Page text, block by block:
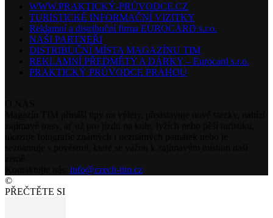
WWW.PRAKTICKÝ-PRŮVODCE.CZ
TURISTICKÉ INFORMAČNÍ VIZITKY
Reklamní a distribuční firma EUROCARD s.r.o.
NAŠI PARTNEŘI
DISTRIBUČNÍ MÍSTA MAGAZÍNU TIM
REKLAMNÍ PŘEDMĚTY A DÁRKY – Eurocard s.r.o.
PRAKTICKÝ PRŮVODCE PRAHOU
info@czech-tim.cz
©
PŘEČTĚTE SI